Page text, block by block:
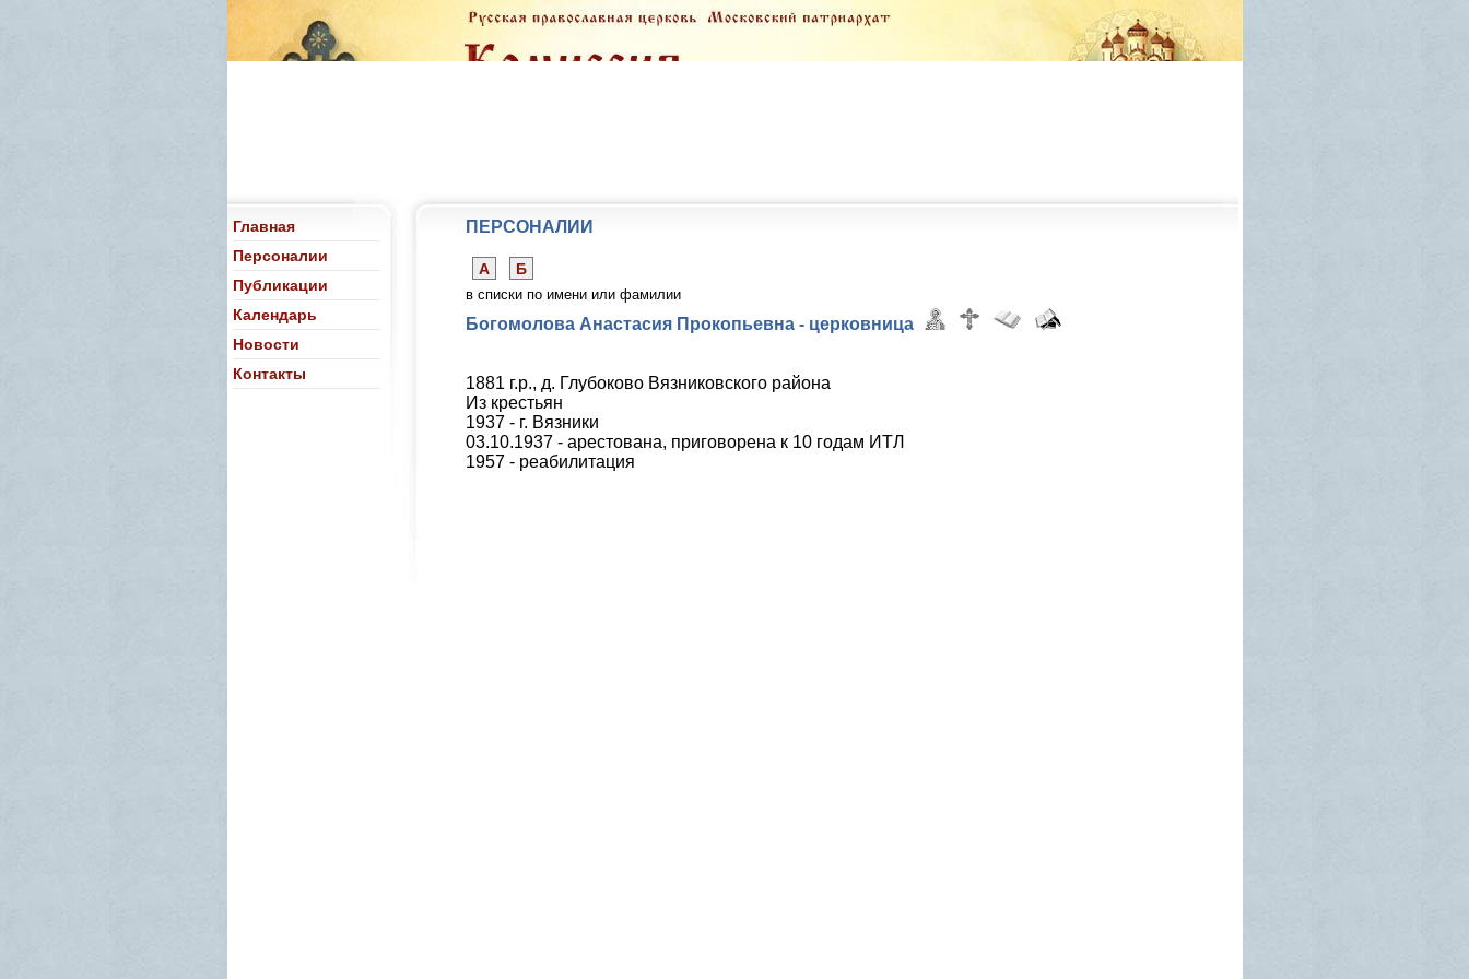
Главная
Персоналии
Публикации
Календарь
Новости
Контакты
ПЕРСОНАЛИИ
А Б
в списки по имени или фамилии
Богомолова Анастасия Прокопьевна - церковница
1881 г.р., д. Глубоково Вязниковского района
Из крестьян
1937 - г. Вязники
03.10.1937 - арестована, приговорена к 10 годам ИТЛ
1957 - реабилитация